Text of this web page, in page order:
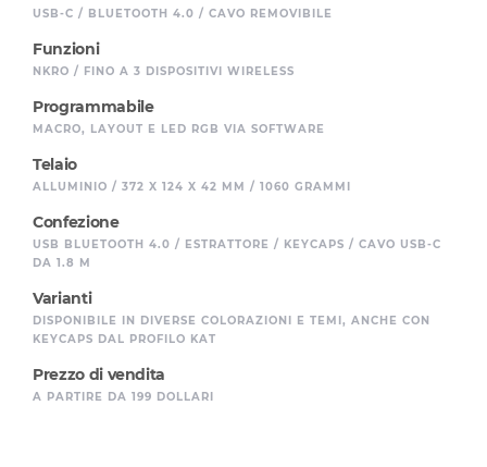
USB-C / BLUETOOTH 4.0 / CAVO REMOVIBILE
Funzioni
NKRO / FINO A 3 DISPOSITIVI WIRELESS
Programmabile
MACRO, LAYOUT E LED RGB VIA SOFTWARE
Telaio
ALLUMINIO / 372 X 124 X 42 MM / 1060 GRAMMI
Confezione
USB BLUETOOTH 4.0 / ESTRATTORE / KEYCAPS / CAVO USB-C
DA 1.8 M
Varianti
DISPONIBILE IN DIVERSE COLORAZIONI E TEMI, ANCHE CON
KEYCAPS DAL PROFILO KAT
Prezzo di vendita
A PARTIRE DA 199 DOLLARI